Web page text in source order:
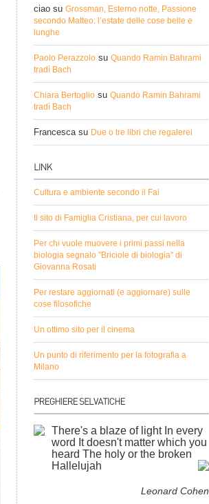
ciao su Grossman, Esterno notte, Passione
secondo Matteo: l’estate delle cose belle e
lunghe
Paolo Perazzolo su Quando Ramin Bahrami
tradì Bach
Chiara Bertoglio su Quando Ramin Bahrami
tradì Bach
Francescasu Due o tre libri che regalerei
Cultura e ambiente secondo il Fai
Il sito di Famiglia Cristiana, per cui lavoro
Per chi vuole muovere i primi passi nella
biologia segnalo "Briciole di biologia" di
Giovanna Rosati
Per restare aggiornati (e aggiornare) sulle
cose filosofiche
Un ottimo sito per il cinema
Un punto di riferimento per la fotografia a
Milano
There's a blaze of light In every
word It doesn't matter which you
heard The holy or the broken
Hallelujah
Leonard Cohen